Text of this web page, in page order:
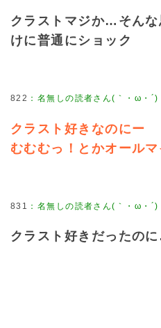
クラストマジか…そんな
けに普通にショック
822 ： 名無しの読者さん(｀・ω・´)
クラスト好きなのにー
むむむっ！とかオール
831 ： 名無しの読者さん(｀・ω・´)
クラスト好きだったの